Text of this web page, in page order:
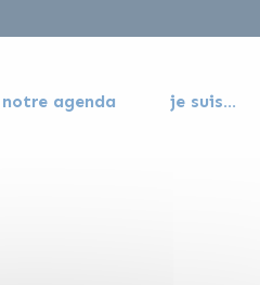
notre agenda je suis...